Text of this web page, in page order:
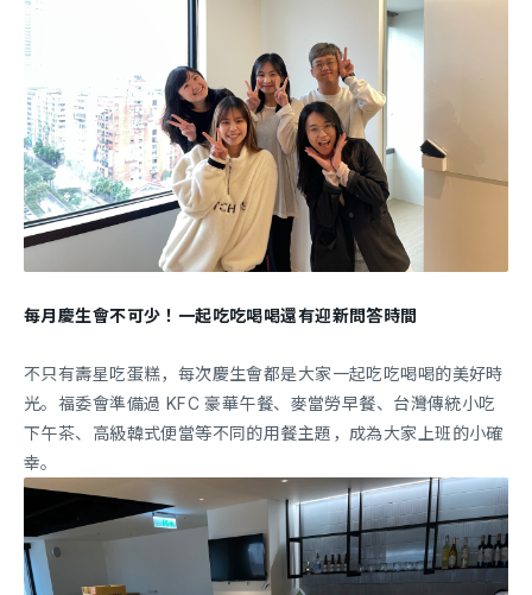
每月慶生會不可少！一起吃吃喝喝還有迎新問答時間
不只有壽星吃蛋糕，每次慶生會都是大家一起吃吃喝喝的美好時
光。福委會準備過 KFC 豪華午餐、麥當勞早餐、台灣傳統小吃
下午茶、高級韓式便當等不同的用餐主題，成為大家上班的小確
幸。